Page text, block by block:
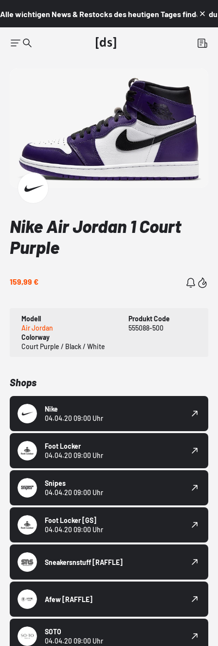
Alle wichtigen News & Restocks des heutigen Tages findest du
Nike Air Jordan 1 Court
Purple
159,99 €
Modell
Air Jordan
Produkt Code
555088-500
Colorway
Court Purple / Black / White
Shops
Nike
04.04.20 09:00 Uhr
Foot Locker
04.04.20 09:00 Uhr
Snipes
04.04.20 09:00 Uhr
Foot Locker [GS]
04.04.20 09:00 Uhr
Sneakersnstuff [RAFFLE]
Afew [RAFFLE]
SOTO
04.04.20 09:00 Uhr